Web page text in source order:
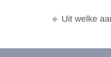
Uit welke